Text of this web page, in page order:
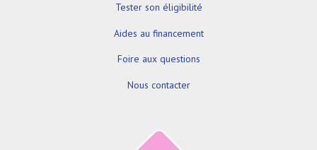
Tester son éligibilité
Aides au financement
Foire aux questions
Nous contacter